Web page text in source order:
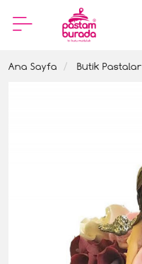
Ana Sayfa Butik Pastalar